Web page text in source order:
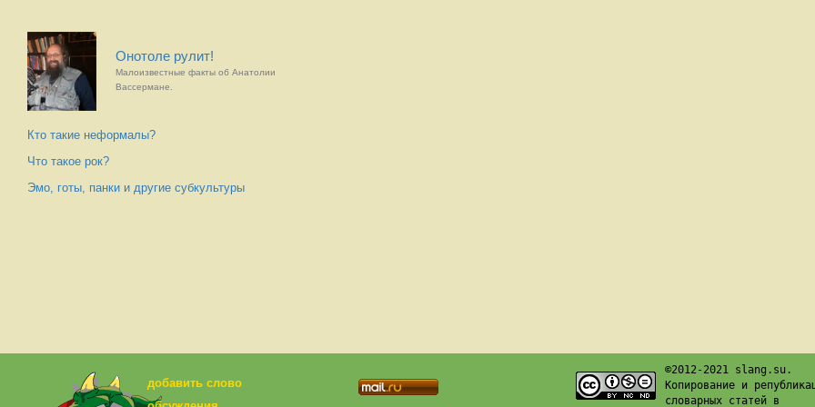
Онотоле рулит!
Малоизвестные факты об Анатолии
Вассермане.
Кто такие неформалы?
Что такое рок?
Эмо, готы, панки и другие субкультуры
добавить слово
©2012-2021 slang.su.
Копирование и
словарных статей в